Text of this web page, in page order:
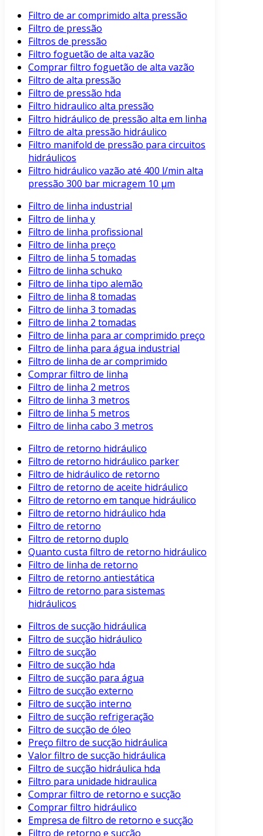
Filtro de ar comprimido alta pressão
Filtro de pressão
Filtros de pressão
Filtro foguetão de alta vazão
Comprar filtro foguetão de alta vazão
Filtro de alta pressão
Filtro de pressão hda
Filtro hidraulico alta pressão
Filtro hidráulico de pressão alta em linha
Filtro de alta pressão hidráulico
Filtro manifold de pressão para circuitos
hidráulicos
Filtro hidráulico vazão até 400 l/min alta
pressão 300 bar micragem 10 μm
Filtro de linha industrial
Filtro de linha y
Filtro de linha profissional
Filtro de linha preço
Filtro de linha 5 tomadas
Filtro de linha schuko
Filtro de linha tipo alemão
Filtro de linha 8 tomadas
Filtro de linha 3 tomadas
Filtro de linha 2 tomadas
Filtro de linha para ar comprimido preço
Filtro de linha para água industrial
Filtro de linha de ar comprimido
Comprar filtro de linha
Filtro de linha 2 metros
Filtro de linha 3 metros
Filtro de linha 5 metros
Filtro de linha cabo 3 metros
Filtro de retorno hidráulico
Filtro de retorno hidráulico parker
Filtro de hidráulico de retorno
Filtro de retorno de aceite hidráulico
Filtro de retorno em tanque hidráulico
Filtro de retorno hidráulico hda
Filtro de retorno
Filtro de retorno duplo
Quanto custa filtro de retorno hidráulico
Filtro de linha de retorno
Filtro de retorno antiestática
Filtro de retorno para sistemas
hidráulicos
Filtros de sucção hidráulica
Filtro de sucção hidráulico
Filtro de sucção
Filtro de sucção hda
Filtro de sucção para água
Filtro de sucção externo
Filtro de sucção interno
Filtro de sucção refrigeração
Filtro de sucção de óleo
Preço filtro de sucção hidráulica
Valor filtro de sucção hidráulica
Filtro de sucção hidráulica hda
Filtro para unidade hidraulica
Comprar filtro de retorno e sucção
Comprar filtro hidráulico
Empresa de filtro de retorno e sucção
Filtro de retorno e sucção